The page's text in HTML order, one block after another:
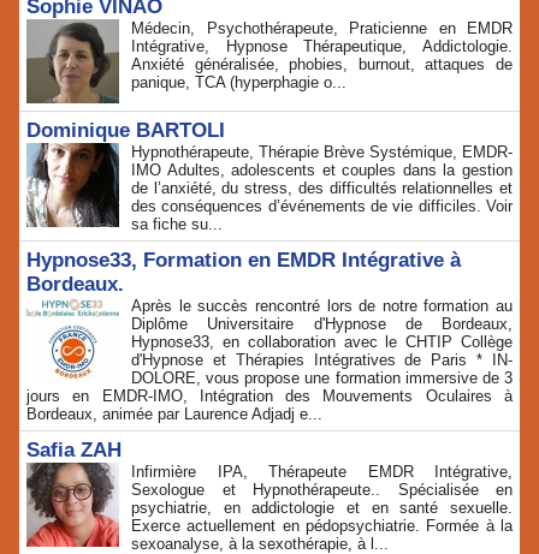
Sophie VINAO
Médecin, Psychothérapeute, Praticienne en EMDR
Intégrative, Hypnose Thérapeutique, Addictologie.
Anxiété généralisée, phobies, burnout, attaques de
panique, TCA (hyperphagie o...
Dominique BARTOLI
Hypnothérapeute, Thérapie Brève Systémique, EMDR-
IMO Adultes, adolescents et couples dans la gestion
de l’anxiété, du stress, des difficultés relationnelles et
des conséquences d’événements de vie difficiles. Voir
sa fiche su...
Hypnose33, Formation en EMDR Intégrative à
Bordeaux.
Après le succès rencontré lors de notre formation au
Diplôme Universitaire d'Hypnose de Bordeaux,
Hypnose33, en collaboration avec le CHTIP Collège
d'Hypnose et Thérapies Intégratives de Paris * IN-
DOLORE, vous propose une formation immersive de 3
jours en EMDR-IMO, Intégration des Mouvements Oculaires à
Bordeaux, animée par Laurence Adjadj e...
Safia ZAH
Infirmière IPA, Thérapeute EMDR Intégrative,
Sexologue et Hypnothérapeute.. Spécialisée en
psychiatrie, en addictologie et en santé sexuelle.
Exerce actuellement en pédopsychiatrie. Formée à la
sexoanalyse, à la sexothérapie, à l...